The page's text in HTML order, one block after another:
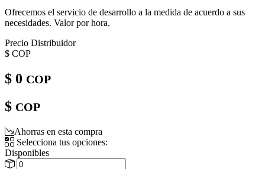
Ofrecemos el servicio de desarrollo a la medida de acuerdo a sus
necesidades. Valor por hora.
Precio Distribuidor
$ COP
$ 0 COP
$ COP
Ahorras en esta compra
Selecciona tus opciones:
Disponibles